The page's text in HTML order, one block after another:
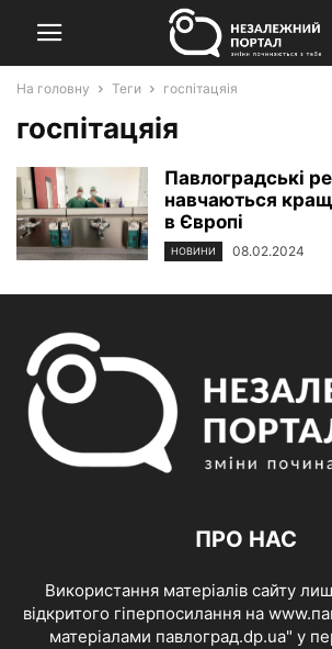
На головну Теги госпітацяія
госпітацяія
Павлоградські
навчаються
в Європі
НОВИНИ 08.02.2024
ПРО НАС
Використання матеріалів сайту
відкритого гіперпосилання на
матеріалами павлоград.dp.ua" у